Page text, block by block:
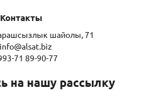
Контакты
шайолы, 71
info@alsat.biz
71 89-90-77
на нашу рассылку